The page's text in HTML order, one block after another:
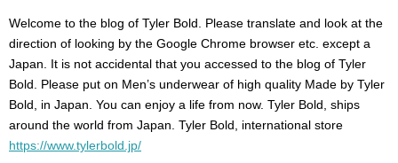
Welcome to the blog of Tyler Bold. Please translate and look at the
direction of looking by the Google Chrome browser etc. except a
Japan. It is not accidental that you accessed to the blog of Tyler
Bold. Please put on Men’s underwear of high quality Made by Tyler
Bold, in Japan. You can enjoy a life from now. Tyler Bold, ships
around the world from Japan. Tyler Bold, international store
https://www.tylerbold.jp/